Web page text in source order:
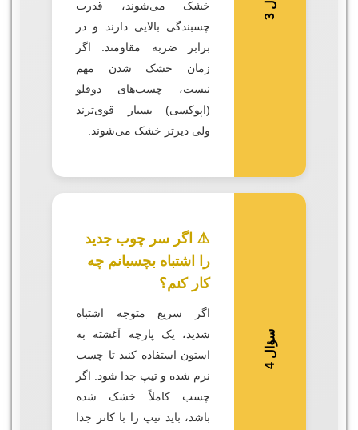
ؤ
ا
ل
خشک می‌شوند، قدرت
چسبندگی بالایی دارند و در
برابر ضربه مقاومند. اگر
زمان خشک شدن مهم
نیست، چسب‌های دوقلو
(اپوکسی) بسیار قوی‌ترند
ولی دیرتر خشک می‌شوند.
س
ؤ
ا
ل
4
⚠️ اگر سر چوب جدید
را اشتباه بچسبانم چه
کار کنم؟
اگر سریع متوجه اشتباه
شدید، یک پارچه آغشته به
استون استفاده کنید تا چسب
نرم شده و تیپ جدا شود. اگر
چسب کاملاً خشک شده
باشد، باید تیپ را با کاتر جدا